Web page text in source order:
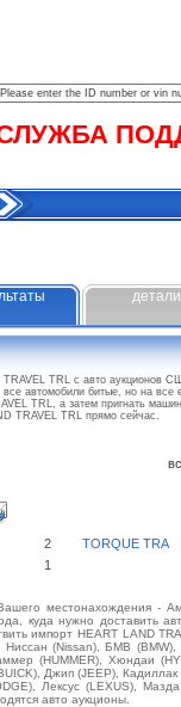
детали
TRL с авто аукционов
автомобили битые, но на
TRL, а затем пригнать
TRAVEL TRL прямо сейчас.
2
TORQUE TRA
1
местонахождения -
куда нужно доставить
импорт HEART LAND
(Nissan), БМВ
(HUMMER), Хюндаи
Джип (JEEP),
Лексус (LEXUS),
авто аукционы.